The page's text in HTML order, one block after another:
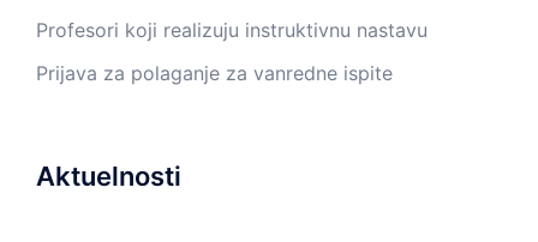
Profesori koji realizuju instruktivnu nastavu
Prijava za polaganje za vanredne ispite
Aktuelnosti